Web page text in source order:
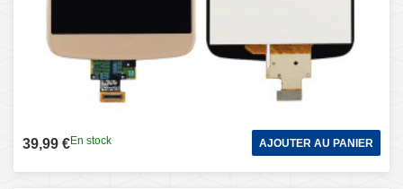
39,99 €En stock AJOUTER AU PANIER